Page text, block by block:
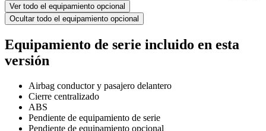
Ver todo el equipamiento opcional
Ocultar todo el equipamiento opcional
Equipamiento de serie incluido en esta
versión
Airbag conductor y pasajero delantero
Cierre centralizado
ABS
Pendiente de equipamiento de serie
Pendiente de equipamiento opcional